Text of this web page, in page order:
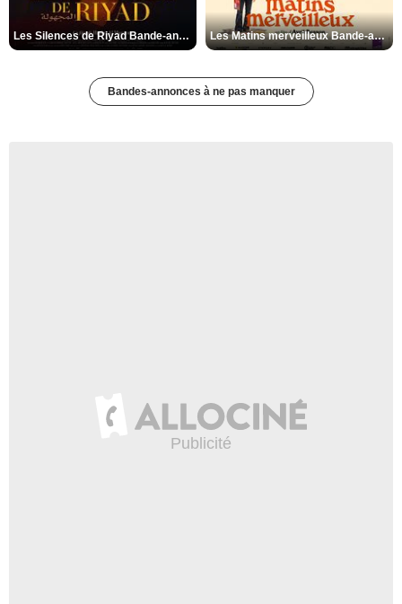
Les Silences de Riyad Bande-annonce VO STFR Les Matins merveilleux Bande-annonce VF
Bandes-annonces à ne pas manquer